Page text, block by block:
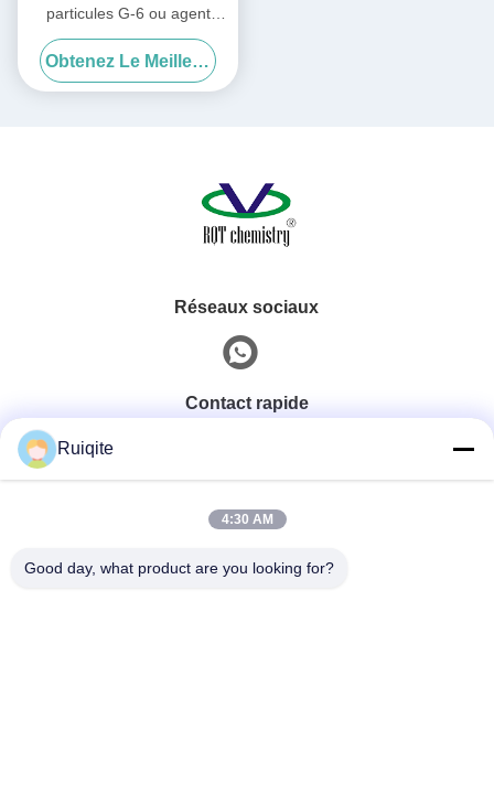
particules G-6 ou agent
éclaircissant
Obtenez Le Meilleur Prix
Réseaux sociaux
Contact rapide
0086-18217621160
E-Mail
Ruiqite
4:30 AM
Good day, what product are you looking for?